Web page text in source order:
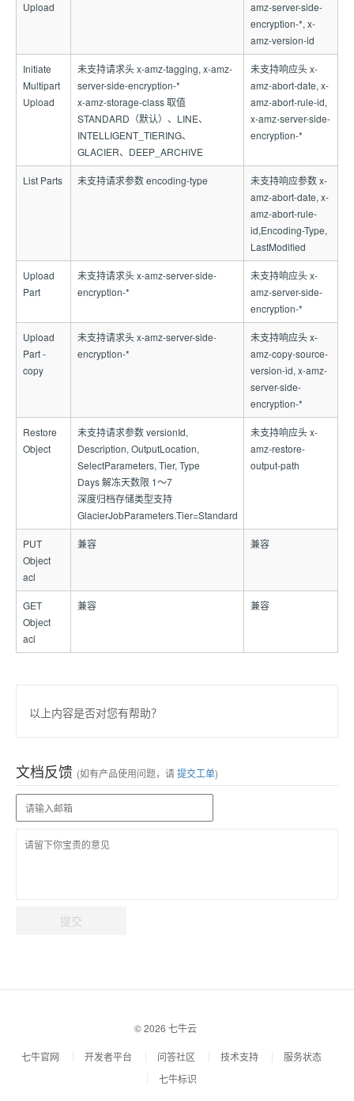
Upload
amz-server-side-
encryption-*, x-
amz-version-id
Initiate
Multipart
Upload
未支持请求头 x-amz-tagging, x-amz-
server-side-encryption-*
x-amz-storage-class 取值
STANDARD（默认）、LINE、
INTELLIGENT_TIERING、
GLACIER、DEEP_ARCHIVE
未支持响应头 x-
amz-abort-date, x-
amz-abort-rule-id,
x-amz-server-side-
encryption-*
List Parts 未支持请求参数 encoding-type
未支持响应参数 x-
amz-abort-date, x-
amz-abort-rule-
id,Encoding-Type,
LastModified
Upload
Part
未支持请求头 x-amz-server-side-
encryption-*
未支持响应头 x-
amz-server-side-
encryption-*
Upload
Part -
copy
未支持请求头 x-amz-server-side-
encryption-*
未支持响应头 x-
amz-copy-source-
version-id, x-amz-
server-side-
encryption-*
Restore
Object
未支持请求参数 versionId,
Description, OutputLocation,
SelectParameters, Tier, Type
Days 解冻天数限 1～7
深度归档存储类型支持
GlacierJobParameters.Tier=Standard
未支持响应头 x-
amz-restore-
output-path
PUT
Object
acl
兼容 兼容
GET
Object
acl
兼容 兼容
以上内容是否对您有帮助？
文档反馈 (如有产品使用问题，请提交工单)
提交
© 2026 七牛云
七牛官网 开发者平台 问答社区 技术支持
服务状态
七牛标识